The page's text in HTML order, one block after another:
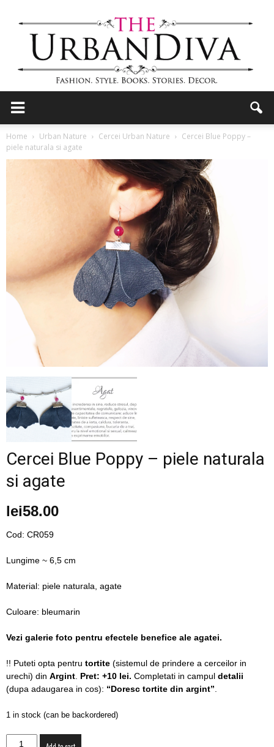
Urban
Diva
–
GIA
Home Urban Nature Cercei Urban Nature
Cercei Blue Poppy –
piele naturala si agate
Cercei Blue Poppy – piele naturala
si agate
lei58.00
Cod: CR059
Lungime ~ 6,5 cm
Material: piele naturala, agate
Culoare: bleumarin
Vezi galerie foto pentru efectele benefice ale agatei.
!! Puteti opta pentru tortite (sistemul de prindere a cerceilor in
urechi) din Argint Pret: +10 lei. Completati in campul detalii
(dupa adaugarea in cos): “Doresc tortite din argint”
1 in stock (can be backordered)
Cercei